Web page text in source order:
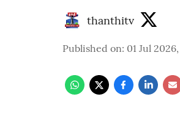
thanthitv
Published on: 01 Jul